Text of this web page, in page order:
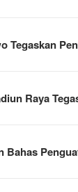
Tegaskan
Raya
Bahas